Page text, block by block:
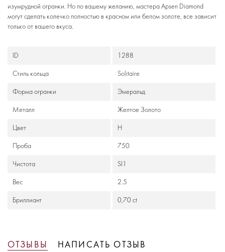
изумрудной огранки. Но по вашему желанию, мастера Apsen Diamond
могут сделать колечко полностью в красном или белом золоте, все зависит
только от вашего вкуса.
ID 1288
Стиль кольца Solitaire
Формa огранки Эмеральд
Металл Желтое Золото
Цвет H
Проба 750
Чистота SI1
Вес 2.5
Бриллиант 0,70 ct
ОТЗЫВЫ НАПИСАТЬ ОТЗЫВ